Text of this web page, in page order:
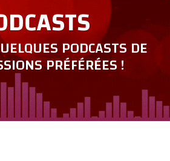
PODCASTS DE
PRÉFÉRÉES !